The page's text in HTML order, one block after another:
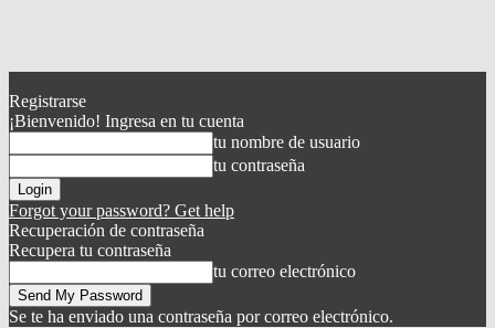
Registrarse
¡Bienvenido! Ingresa en tu cuenta
tu nombre de usuario
tu contraseña
Forgot your password? Get help
Recuperación de contraseña
Recupera tu contraseña
tu correo electrónico
Se te ha enviado una contraseña por correo electrónico.